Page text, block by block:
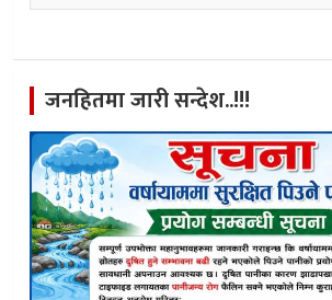
जनहितमा जारी सन्देश..!!!